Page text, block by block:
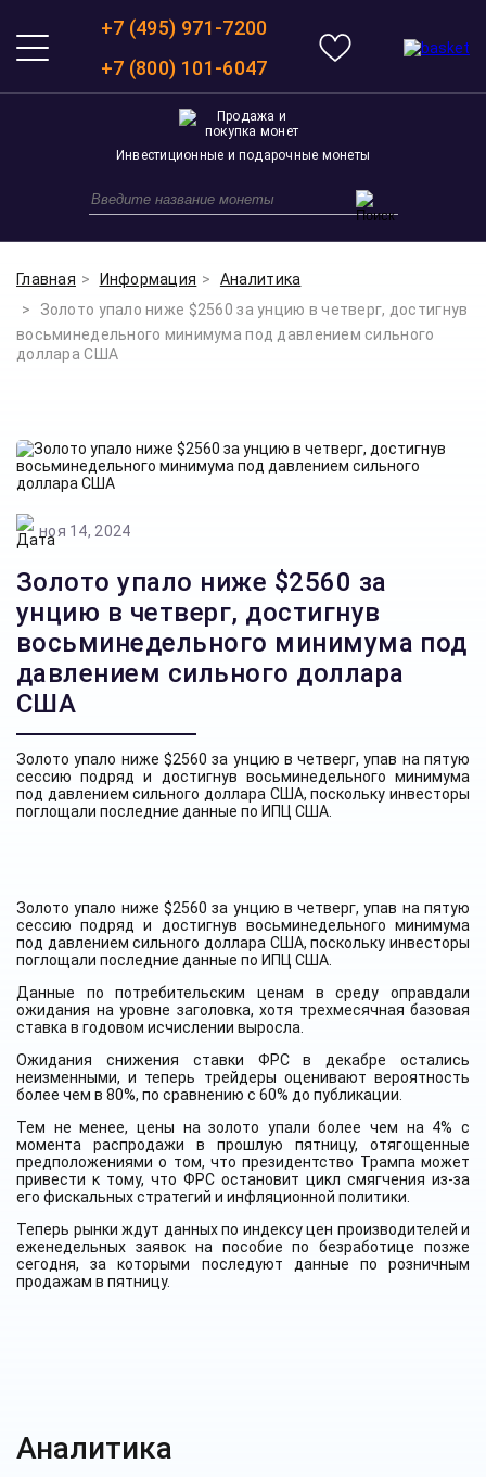
+7 (495) 971-7200
+7 (800) 101-6047
Инвестиционные и подарочные монеты
Главная Информация
Аналитика
Золото упало ниже $2560 за унцию в четверг, достигнув
восьминедельного минимума под давлением сильного
доллара США
Аналитика
ноя 14, 2024
Золото упало ниже $2560 за
унцию в четверг, достигнув
восьминедельного минимума под
давлением сильного доллара
США
Золото упало ниже $2560 за унцию в четверг, упав на пятую
сессию подряд и достигнув восьминедельного минимума
под давлением сильного доллара США, поскольку инвесторы
поглощали последние данные по ИПЦ США.
Золото упало ниже $2560 за унцию в четверг, упав на пятую
сессию подряд и достигнув восьминедельного минимума
под давлением сильного доллара США, поскольку инвесторы
поглощали последние данные по ИПЦ США.
Данные по потребительским ценам в среду оправдали
ожидания на уровне заголовка, хотя трехмесячная базовая
ставка в годовом исчислении выросла.
Ожидания снижения ставки ФРС в декабре остались
неизменными, и теперь трейдеры оценивают вероятность
более чем в 80%, по сравнению с 60% до публикации.
Тем не менее, цены на золото упали более чем на 4% с
момента распродажи в прошлую пятницу, отягощенные
предположениями о том, что президентство Трампа может
привести к тому, что ФРС остановит цикл смягчения из-за
его фискальных стратегий и инфляционной политики.
Теперь рынки ждут данных по индексу цен производителей и
еженедельных заявок на пособие по безработице позже
сегодня, за которыми последуют данные по розничным
продажам в пятницу.